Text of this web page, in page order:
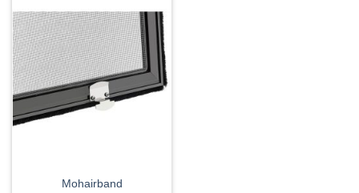
Mohairband